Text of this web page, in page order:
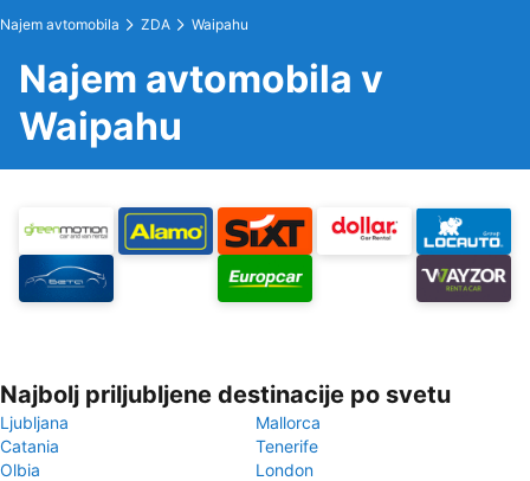
Najem avtomobila ZDA Waipahu
Najem avtomobila v
Waipahu
Najbolj priljubljene destinacije po svetu
Ljubljana
Mallorca
Catania
Tenerife
Olbia
London